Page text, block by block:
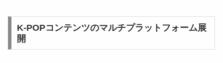
K-POPコンテンツのマルチプラットフォーム展
開